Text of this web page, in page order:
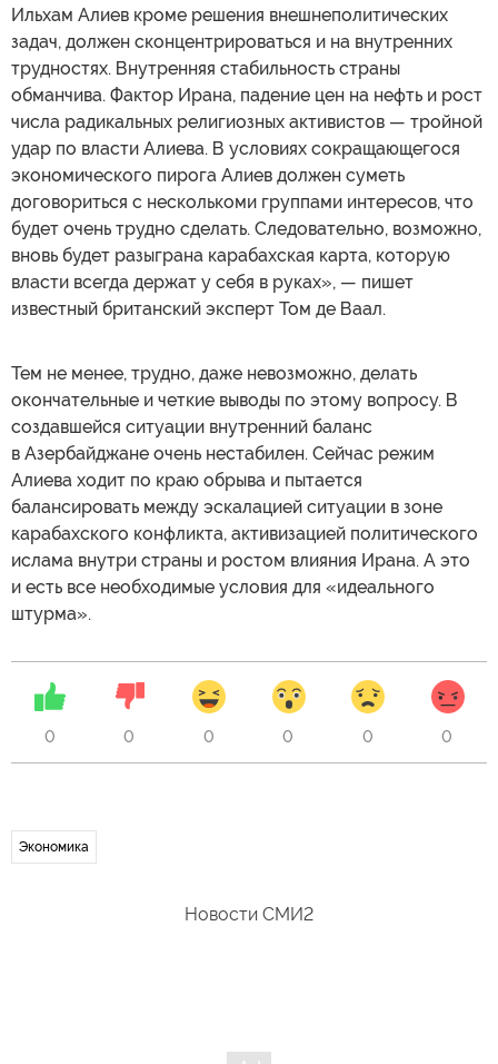
Ильхам Алиев кроме решения внешнеполитических
задач, должен сконцентрироваться и на внутренних
трудностях. Внутренняя стабильность страны
обманчива. Фактор Ирана, падение цен на нефть и рост
числа радикальных религиозных активистов — тройной
удар по власти Алиева. В условиях сокращающегося
экономического пирога Алиев должен суметь
договориться с несколькоми группами интересов, что
будет очень трудно сделать. Следовательно, возможно,
вновь будет разыграна карабахская карта, которую
власти всегда держат у себя в руках», — пишет
известный британский эксперт Том де Ваал.
Тем не менее, трудно, даже невозможно, делать
окончательные и четкие выводы по этому вопросу. В
создавшейся ситуации внутренний баланс
в Азербайджане очень нестабилен. Сейчас режим
Алиева ходит по краю обрыва и пытается
балансировать между эскалацией ситуации в зоне
карабахского конфликта, активизацией политического
ислама внутри страны и ростом влияния Ирана. А это
и есть все необходимые условия для «идеального
штурма».
0 0 0 0 0 0
Экономика
Новости СМИ2